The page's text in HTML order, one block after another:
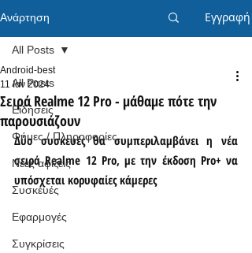
Ανάρτηση Εγγραφή
All Posts
Ειδήσεις
Φήμες / Πληροφορίες
Νέες αφίξεις
Συσκευές
Εφαρμογές
Συγκρίσεις
All Posts
Σειρά Realme 12 Pro - μάθαμε πότε την
παρουσιάζουν
Android-best
11 Ιαν 2024
Δύο συσκευές θα συμπεριλαμβάνει η νέα
σειρά Realme 12 Pro, με την έκδοση Pro+ να
υπόσχεται κορυφαίες κάμερες